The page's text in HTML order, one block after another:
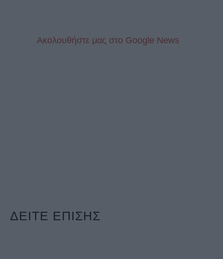
Aκολουθήστε μας στo Google News
ΔΕΙΤΕ ΕΠΙΣΗΣ